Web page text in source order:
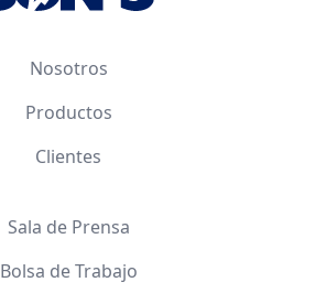
Nosotros
Productos
Clientes
Sala de Prensa
Bolsa de Trabajo